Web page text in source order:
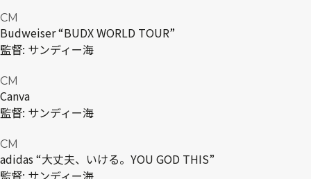
CM
Budweiser “BUDX WORLD TOUR”
監督: サンディー海
CM
Canva
監督: サンディー海
CM
adidas “大丈夫、いける。YOU GOD THIS”